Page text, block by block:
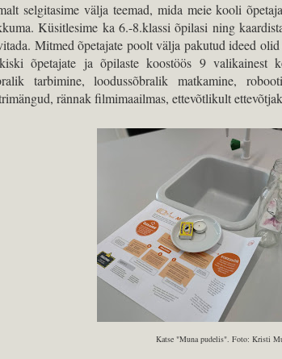
selgitasime välja teemad, mida meie kooli
Küsitlesime ka 6.-8.klassi õpilasi ning
Mitmed õpetajate poolt välja pakutud ideed
õpetajate ja õpilaste koostöös 9 valikainest
tarbimine, loodussõbralik matkamine,
rännak filmimaailmas, ettevõtlikult
Katse "Muna pudelis". Foto: Kristi